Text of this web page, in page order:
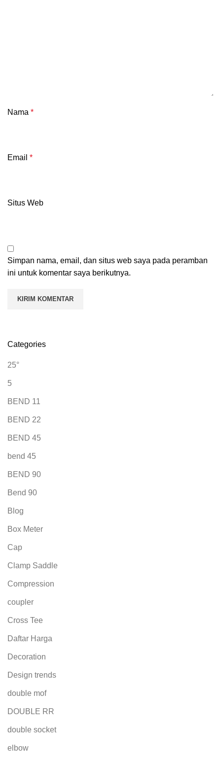
Nama *
Email *
Situs Web
Simpan nama, email, dan situs web saya pada peramban
ini untuk komentar saya berikutnya.
Categories
25°
5
BEND 11
BEND 22
BEND 45
bend 45
BEND 90
Bend 90
Blog
Box Meter
Cap
Clamp Saddle
Compression
coupler
Cross Tee
Daftar Harga
Decoration
Design trends
double mof
DOUBLE RR
double socket
elbow